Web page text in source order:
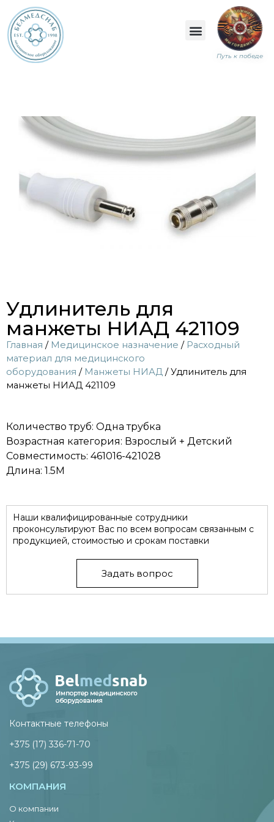
Путь к победе
Удлинитель для
манжеты НИАД 421109
Главная / Медицинское назначение / Расходный
материал для медицинского
оборудования / Манжеты НИАД / Удлинитель для
манжеты НИАД 421109
Количество труб: Одна трубка
Возрастная категория: Взрослый + Детский
Совместимость: 461016-421028
Длина: 1.5M
Наши квалифицированные сотрудники
проконсультируют Вас по всем вопросам связанным с
продукцией, стоимостью и срокам поставки
Задать вопрос
Контактные телефоны
+375 (17) 336-71-70
+375 (29) 673-93-99
КОМПАНИЯ
О компании